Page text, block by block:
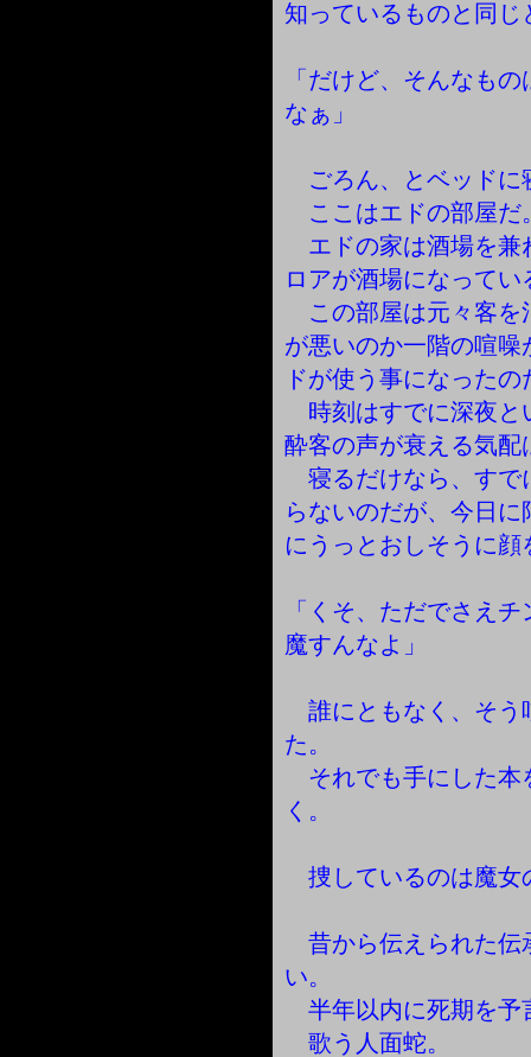
知っているものと同
「だけど、そんなも
なぁ」
ごろん、とベッドに
ここはエドの部屋だ
エドの家は酒場を兼
ロアが酒場になってい
この部屋は元々客を
が悪いのか一階の喧
ドが使う事になったの
時刻はすでに深夜と
酔客の声が衰える気配
寝るだけなら、すで
らないのだが、今日
にうっとおしそうに顔
「くそ、ただでさえ
魔すんなよ」
誰にともなく、そう
た。
それでも手にした本
く。
捜しているのは魔女
昔から伝えられた伝
い。
半年以内に死期を予
歌う人面蛇。